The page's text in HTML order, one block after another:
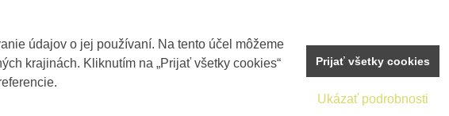
údajov o jej používaní. Na tento účel môžeme
krajinách. Kliknutím na „Prijať všetky cookies“
Ukázať podrobnosti
Prijať všetky cookies